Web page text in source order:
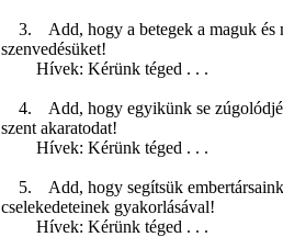
3. Add, hogy a betegek a maguk és
szenvedésüket!
Hívek: Kérünk téged . . .
4. Add, hogy egyikünk se zúgolódjék
szent akaratodat!
Hívek: Kérünk téged . . .
5. Add, hogy segítsük
cselekedeteinek gyakorlásával!
Hívek: Kérünk téged . . .